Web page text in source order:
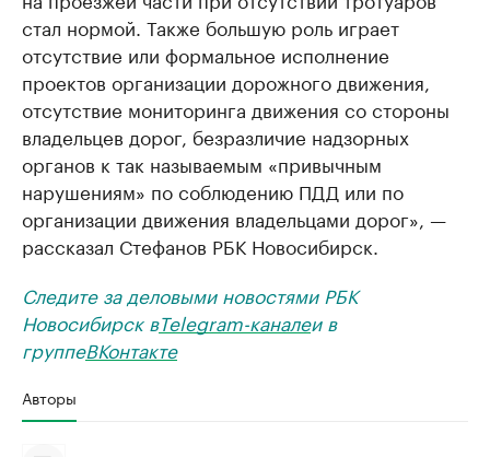
стал нормой. Также большую роль играет
отсутствие или формальное исполнение
проектов организации дорожного движения,
отсутствие мониторинга движения со стороны
владельцев дорог, безразличие надзорных
органов к так называемым «привычным
нарушениям» по соблюдению ПДД или по
организации движения владельцами дорог», —
рассказал Стефанов РБК Новосибирск.
Следите за деловыми новостями РБК
Новосибирск вTelegram-каналеи в
группеВКонтакте
Авторы